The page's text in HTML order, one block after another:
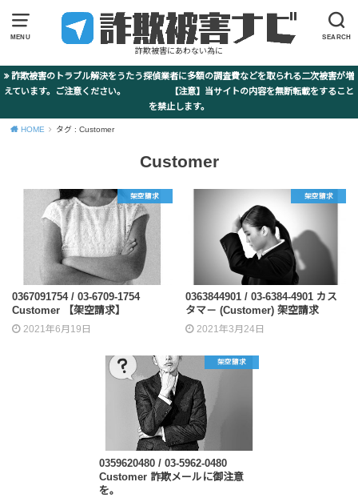
MENU SEARCH
詐欺被害にあわない為に
詐欺被害のトラブル解決をうたう探偵業者に多額の調査費などを取られる二次被害が増
えています。ご注意ください。 【注意】当サイトの内容を無断転載をすること
を禁止します。
HOME タグ : Customer
Customer
架空請求
0367091754 / 03-6709-1754
Customer 【架空請求】
2021年6月19日
架空請求
0363844901 / 03-6384-4901 カス
タマ－ (Customer) 架空請求
2021年3月24日
架空請求
0359620480 / 03-5962-0480
Customer 詐欺メールに御注意
を。